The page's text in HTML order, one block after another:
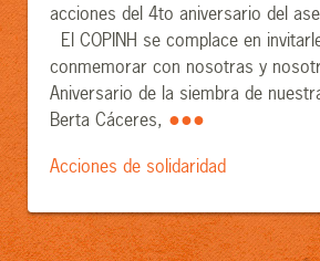
acciones del 4to aniversario del
El COPINH se complace en
conmemorar con nosotras y
Aniversario de la siembra de
Berta Cáceres, ●●●
Acciones de solidaridad